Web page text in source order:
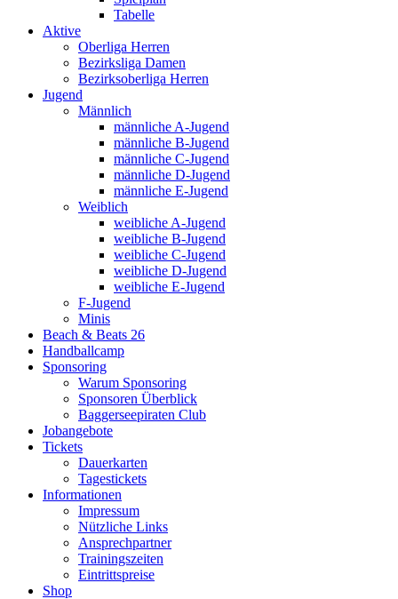
Tabelle
Aktive
Oberliga Herren
Bezirksliga Damen
Bezirksoberliga Herren
Jugend
Männlich
männliche A-Jugend
männliche B-Jugend
männliche C-Jugend
männliche D-Jugend
männliche E-Jugend
Weiblich
weibliche A-Jugend
weibliche B-Jugend
weibliche C-Jugend
weibliche D-Jugend
weibliche E-Jugend
F-Jugend
Minis
Beach & Beats 26
Handballcamp
Sponsoring
Warum Sponsoring
Sponsoren Überblick
Baggerseepiraten Club
Jobangebote
Tickets
Dauerkarten
Tagestickets
Informationen
Impressum
Nützliche Links
Ansprechpartner
Trainingszeiten
Eintrittspreise
Shop